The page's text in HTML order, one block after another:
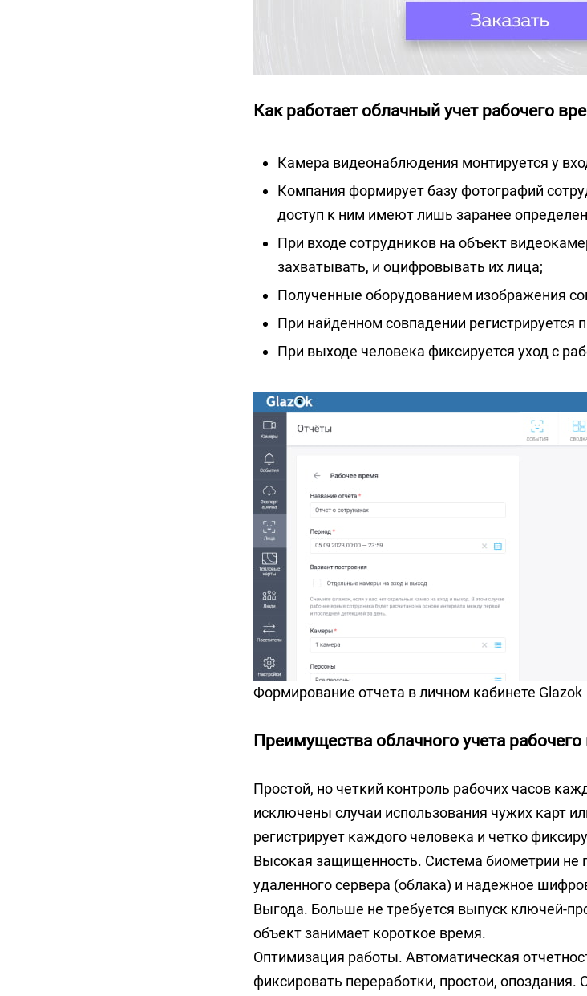
Как работает облачный учет рабочего
Камера видеонаблюдения монтируется у
Компания формирует базу фотографий
доступ к ним имеют лишь заранее
При входе сотрудников на объект
захватывать, и оцифровывать их лица;
Полученные оборудованием изображения
При найденном совпадении регистрируется
При выходе человека фиксируется уход с
Формирование отчета в личном кабинете Glazok
Преимущества облачного учета
Простой, но четкий контроль рабочих часов
исключены случаи использования чужих карт
регистрирует каждого человека и четко
Высокая защищенность. Система биометрии не
удаленного сервера (облака) и надежное
Выгода. Больше не требуется выпуск ключей-
объект занимает короткое время.
Оптимизация работы. Автоматическая
фиксировать переработки, простои,